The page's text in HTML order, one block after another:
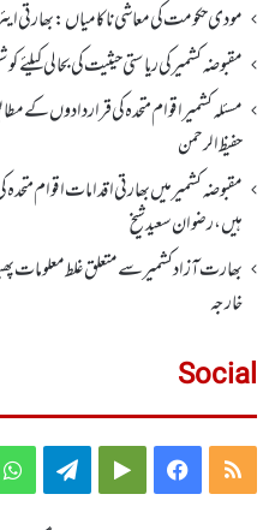
مودی حکومت کی معاشی ناکامیاں: بھارتی
مقبوضہ کشمیر کی ریاستی حیثیت کی بحالی
مسئلہ کشمیر اقوام متحدہ کی قراردادوں
حفیظ الرحمن
مقبوضہ کشمیر میں بھارتی اقدامات اقوام
ہیں،رضوان سعید شیخ
بھارت آزاد کشمیر سے متعلق غلط معلومات
خارجہ
Social
RSS
Facebook
Google